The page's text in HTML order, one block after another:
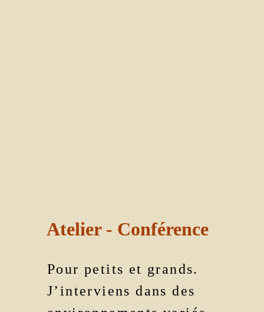
Atelier - Conférence
Pour petits et grands.
J’interviens dans des